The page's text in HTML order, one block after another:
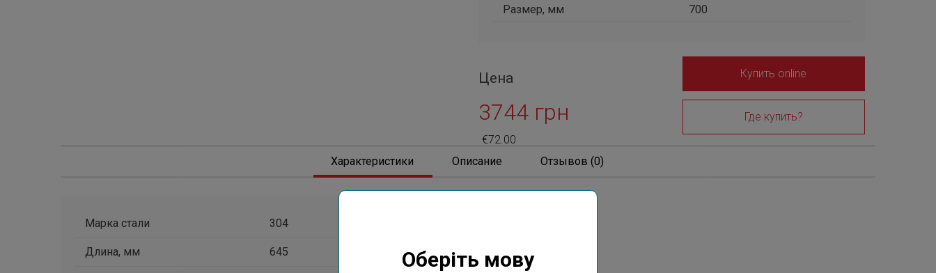
Оберіть мову
Размер, мм
700
Цена
3744 грн
€72.00
Купить online
Где купить?
Характеристики Описание Отзывов (0)
Марка стали 304
Длина, мм 645